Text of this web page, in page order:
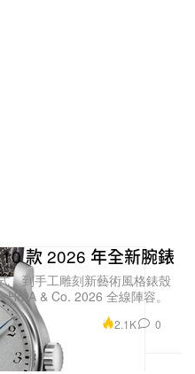
款 2026 年全新腕錶
，到手工雕刻新藝術風格錶殼
& Co. 2026 全線陣容。
2.1K 0